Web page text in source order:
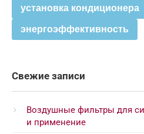
установка кондиционера
энергоэффективность
Свежие записи
Воздушные фильтры для
и применение